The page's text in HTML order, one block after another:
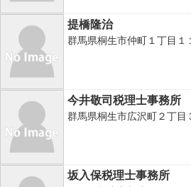
提橋隆治
群馬県桐生市仲町１丁目１
今井敬司税理士事務所
群馬県桐生市広沢町２丁目
坂入保税理士事務所